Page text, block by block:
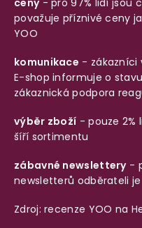
ceny- pro 97% lidí jsou
považuje příznivé ceny
YOO
komunikace - zákazníci
E-shop informuje o
zákaznická podpora
výběr zboží - pouze 2%
šíří sortimentu
zábavné newslettery-
newsletterů odběrateli je
Zdroj: recenze YOO na